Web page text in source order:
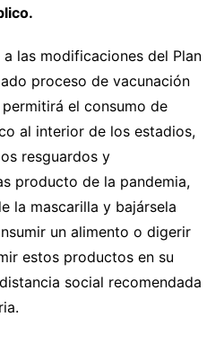
las modificaciones del Plan
proceso de vacunación
el consumo de
al interior de los estadios,
resguardos y
producto de la pandemia,
la mascarilla y bajársela
un alimento o digerir
estos productos en su
social recomendada